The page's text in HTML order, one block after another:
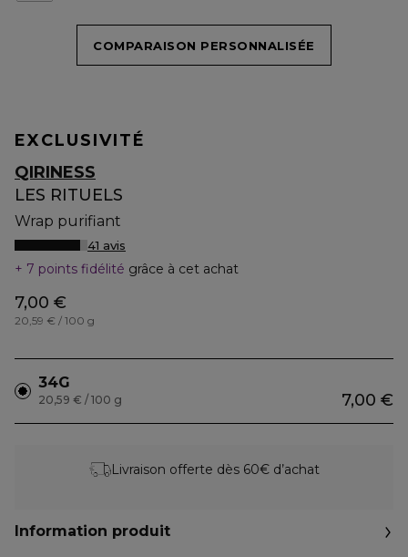
COMPARAISON PERSONNALISÉE
EXCLUSIVITÉ
QIRINESS
LES RITUELS
Wrap purifiant
41 avis
7 points fidélité grâce à cet achat
7,00 €
20,59 € / 100 g
34G
7,00 €
20,59 € / 100 g
Livraison offerte dès 60€ d’achat
Information produit